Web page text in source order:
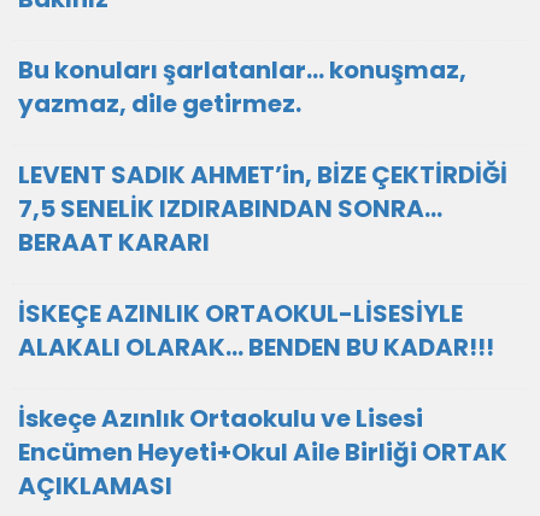
Bu konuları şarlatanlar... konuşmaz,
yazmaz, dile getirmez.
LEVENT SADIK AHMET’in, BİZE ÇEKTİRDİĞİ
7,5 SENELİK IZDIRABINDAN SONRA…
BERAAT KARARI
İSKEÇE AZINLIK ORTAOKUL-LİSESİYLE
ALAKALI OLARAK... BENDEN BU KADAR!!!
İskeçe Azınlık Ortaokulu ve Lisesi
Encümen Heyeti+Okul Aile Birliği ORTAK
AÇIKLAMASI